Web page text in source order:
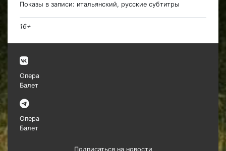
Показы в записи: итальянский, русские субтитры
16+
Опера
Балет
Опера
Балет
Подписаться на новости